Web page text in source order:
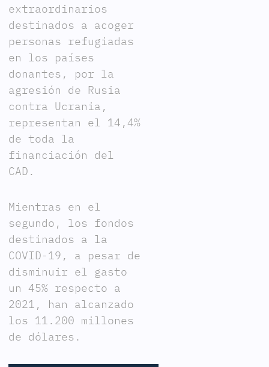
extraordinarios
destinados a acoger
personas refugiadas
en los países
donantes, por la
agresión de Rusia
contra Ucrania,
representan el 14,4%
de toda la
financiación del
CAD.
Mientras en el
segundo, los fondos
destinados a la
COVID-19, a pesar de
disminuir el gasto
un 45% respecto a
2021, han alcanzado
los 11.200 millones
de dólares.